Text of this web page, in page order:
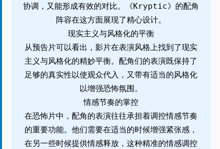
协调，又能形成有效的对比。《Kryptic》的配角
阵容在这方面展现了精心设计。
现实主义与风格化的平衡
从预告片可以看出，影片在表演风格上找到了现实
主义与风格化的精妙平衡。配角们的表演既保持了
足够的真实性以使观众代入，又带有适当的风格化
以增强恐怖氛围。
情感节奏的掌控
在恐怖片中，配角的表演往往承担着调控情感节奏
的重要功能。他们需要在适当的时候增强紧张感，
在另一些时候提供情感释放，这种精准的情感调控